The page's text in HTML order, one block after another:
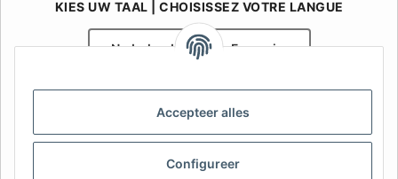
Accepteer alles
Configureer
KIES UW TAAL | CHOISISSEZ VOTRE LANGUE
Nederlands Français
Uw specialist in onderdelen voor aanhangwagens | Votre
spécialiste en pièces détachées pour remorques
Contact: info@afatek.com